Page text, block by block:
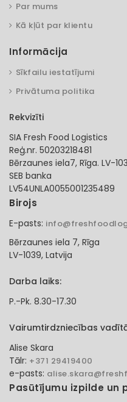
Par mums
Kā kļūt par klientu
Informācija
Sīkfailu iestatījumi
Privātuma politika
Rekvizīti
SIA Fresh Food Logistics
Reģ.nr. 50203218481
Bērzaunes iela7, Rīga. LV-
SEB banka
LV54UNLA0055001235489
Birojs
E-pasts:
Bērzaunes iela 7, Rīga
LV-1039, Latvija
Darba laiks:
P.-Pk. 8.30-17.30
Vairumtirdzniecības
Alise Skara
Tālr: +371 29419400
e-pasts:
Pasūtījumu izpilde un